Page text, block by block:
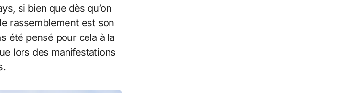
si bien que dès qu’on
rassemblement est son
été pensé pour cela à la
lors des manifestations